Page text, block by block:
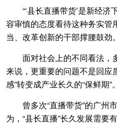
“‘县长直播带货’是新经济
容审慎的态度看待这种务实管
当、改革创新的干部撑腰鼓劲
面对社会上的不同看法，
来说，更重要的问题不是回应
感”转变成产业长久的“保鲜期”。
曾多次“直播带货”的广州
为，“县长直播”长久发展需要